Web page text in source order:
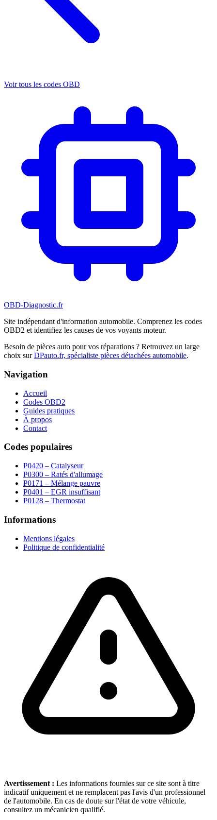
Voir tous les codes OBD
OBD-Diagnostic.fr
Site indépendant d'information automobile. Comprenez les codes
OBD2 et identifiez les causes de vos voyants moteur.
Besoin de pièces auto pour vos réparations ? Retrouvez un large
choix sur DPauto.fr, spécialiste pièces détachées automobile.
Navigation
Accueil
Codes OBD2
Guides pratiques
À propos
Contact
Codes populaires
P0420 – Catalyseur
P0300 – Ratés d'allumage
P0171 – Mélange pauvre
P0401 – EGR insuffisant
P0128 – Thermostat
Informations
Mentions légales
Politique de confidentialité
Avertissement : Les informations fournies sur ce site sont à titre
indicatif uniquement et ne remplacent pas l'avis d'un professionnel
de l'automobile. En cas de doute sur l'état de votre véhicule,
consultez un mécanicien qualifié.